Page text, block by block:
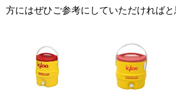
方にはぜひご参考にしていただければと